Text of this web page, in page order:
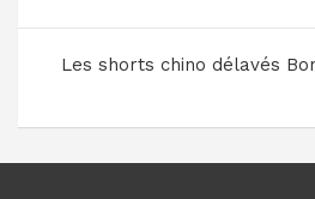
l’article
Les shorts chino délavés